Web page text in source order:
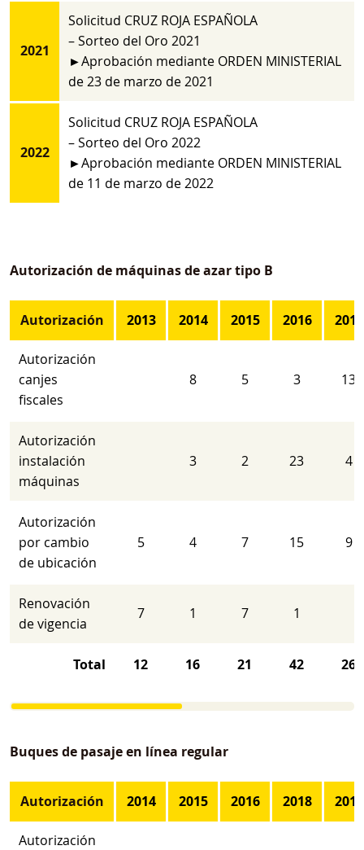
2021
Solicitud CRUZ ROJA ESPAÑOLA
– Sorteo del Oro 2021
►Aprobación mediante ORDEN MINISTERIAL
de 23 de marzo de 2021
2022
Solicitud CRUZ ROJA ESPAÑOLA
– Sorteo del Oro 2022
►Aprobación mediante ORDEN MINISTERIAL
de 11 de marzo de 2022
Autorización de máquinas de azar tipo B
Autorización 2013 2014 2015 2016 2017
Autorización
canjes
fiscales
8 5 3 13
Autorización
instalación
máquinas
3 2 23 4
Autorización
por cambio
de ubicación
5 4 7 15 9
Renovación
de vigencia
7 1 7 1
Total 12 16 21 42 26
Buques de pasaje en línea regular
Autorización 2014 2015 2016 2018 2019
Autorización